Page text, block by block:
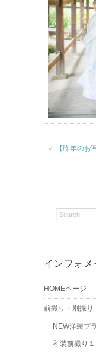
＜ 【昨年のお
インフォメ
HOMEページ
前撮り・別撮り
NEW洋装プ
和装前撮り